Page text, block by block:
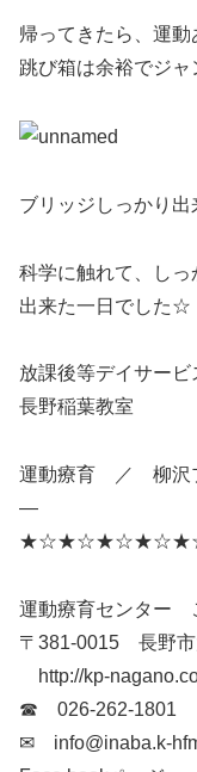
帰ってきたら、運動
跳び箱は余裕でジ
ブリッジしっかり
科学に触れて、しっ
出来た一日でした☆
放課後等デイサ
長野稲葉教室
運動療育 ／ 柳沢
—
運動療育センター
〒381-0015 長野
http://kp-
☎ 026-262-1801
✉ info@inaba.k-